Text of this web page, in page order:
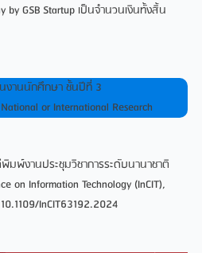
by GSB Startup เป็นจํานวนเงินทั้งสิ้น
งานนักศึกษา ชั้นปีที่ 3
or International Research
งานประชุมวิชาการระดับนานาชาติ
on Information Technology (InCIT),
InCIT63192.2024